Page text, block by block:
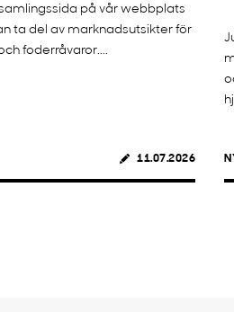
på vår webbplats
ta del av marknadsutsikter för
foderråvaror....
11.07.2026